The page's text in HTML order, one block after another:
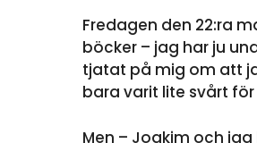
Fredagen den 22:ra
böcker – jag har ju
tjatat på mig om att
bara varit lite svårt
Men – Joakim och